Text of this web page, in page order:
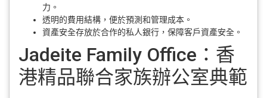
力。
透明的費用結構，便於預測和管理成本。
資產安全存放於合作的私人銀行，保障客戶資產安全。
Jadeite Family Office：香
港精品聯合家族辦公室典範